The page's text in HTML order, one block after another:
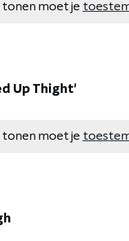
moet je
Up Thight'
moet je